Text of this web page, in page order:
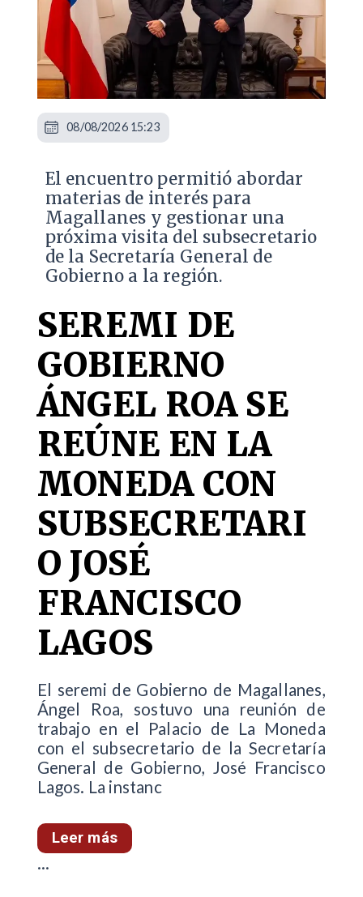
El encuentro permitió abordar
materias de interés para
Magallanes y gestionar una
próxima visita del subsecretario
de la Secretaría General de
Gobierno a la región.
SEREMI DE
GOBIERNO
ÁNGEL ROA SE
REÚNE EN LA
MONEDA CON
SUBSECRETARI
O JOSÉ
FRANCISCO
LAGOS
El seremi de Gobierno de Magallanes,
Ángel Roa, sostuvo una reunión de
trabajo en el Palacio de La Moneda
con el subsecretario de la Secretaría
General de Gobierno, José Francisco
Lagos. La instanc
Leer más
08/08/2026 15:23
...